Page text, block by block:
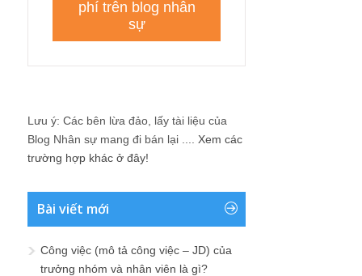
Lưu ý: Các bên lừa đảo, lấy tài liệu của
Blog Nhân sự mang đi bán lại .... Xem các
trường hợp khác ở đây!
Bài viết mới
Công việc (mô tả công việc – JD) của
trưởng nhóm và nhân viên là gì?